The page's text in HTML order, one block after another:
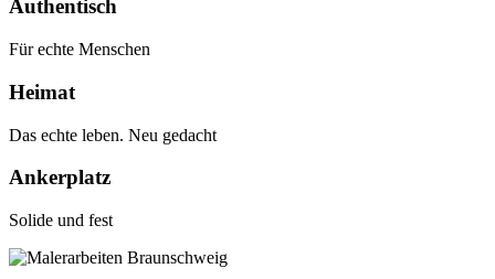
Authentisch
Für echte Menschen
Heimat
Das echte leben. Neu gedacht
Ankerplatz
Solide und fest